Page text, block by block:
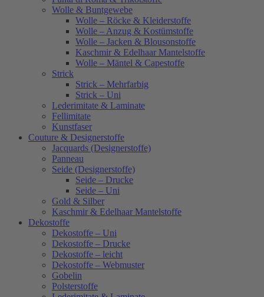
Wolle & Buntgewebe
Wolle – Röcke & Kleiderstoffe
Wolle – Anzug & Kostümstoffe
Wolle – Jacken & Blousonstoffe
Kaschmir & Edelhaar Mantelstoffe
Wolle – Mäntel & Capestoffe
Strick
Strick – Mehrfarbig
Strick – Uni
Lederimitate & Laminate
Fellimitate
Kunstfaser
Couture & Designerstoffe
Jacquards (Designerstoffe)
Panneau
Seide (Designerstoffe)
Seide – Drucke
Seide – Uni
Gold & Silber
Kaschmir & Edelhaar Mantelstoffe
Dekostoffe
Dekostoffe – Uni
Dekostoffe – Drucke
Dekostoffe – leicht
Dekostoffe – Webmuster
Gobelin
Polsterstoffe